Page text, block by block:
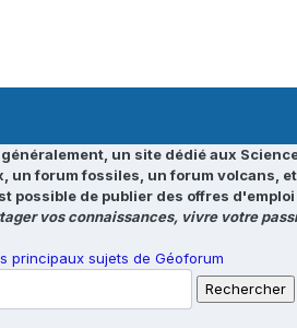
un site dédié aux
forum fossiles, un forum volcans,
de publier des offres
vos connaissances, vivre votre
principaux sujets de Géoforum